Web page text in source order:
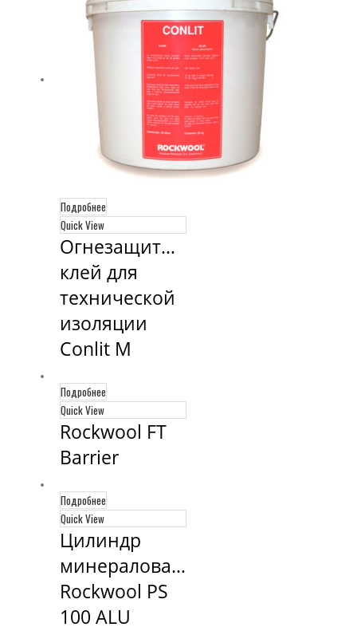
Подробнее
Quick View
Огнезащитный
клей для
технической
изоляции
Conlit M
Подробнее
Quick View
Rockwool FT
Barrier
Подробнее
Quick View
Цилиндр
минераловатный
Rockwool PS
100 ALU